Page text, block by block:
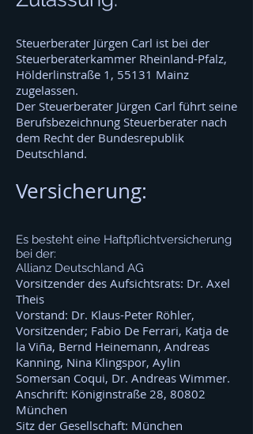
Steuerberater Jürgen Carl ist bei der
Steuerberaterkammer Rheinland-Pfalz,
Hölderlinstraße 1, 55131 Mainz
zugelassen.
Der Steuerberater Jürgen Carl führt seine
Berufsbezeichnung Steuerberater nach
dem Recht der Bundesrepublik
Deutschland.
Versicherung:
Es besteht eine Haftpflichtversicherung
bei der:
Allianz Deutschland AG
Vorsitzender des Aufsichtsrats: Dr. Axel
Theis
Vorstand: Dr. Klaus-Peter Röhler,
Vorsitzender; Fabio De Ferrari, Katja de
la Viña, Bernd Heinemann, Andreas
Kanning, Nina Klingspor, Aylin
Somersan Coqui, Dr. Andreas Wimmer.
Anschrift: Königinstraße 28, 80802
München
Sitz der Gesellschaft: München